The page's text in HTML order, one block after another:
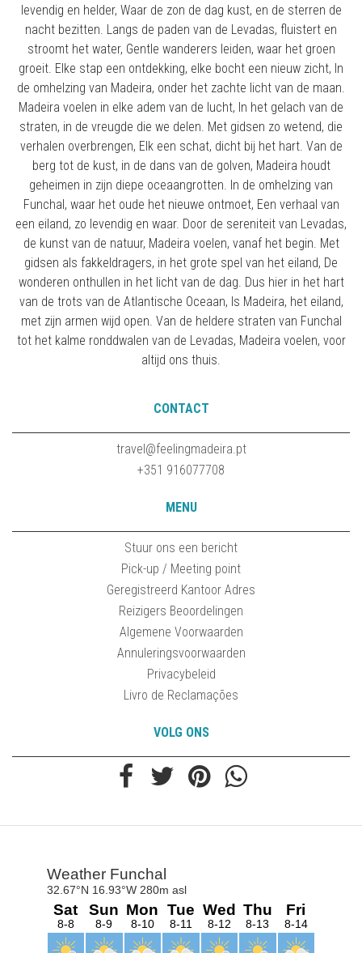
levendig en helder, Waar de zon de dag kust, en de sterren de
nacht bezitten. Langs de paden van de Levadas, fluistert en
stroomt het water, Gentle wanderers leiden, waar het groen
groeit. Elke stap een ontdekking, elke bocht een nieuw zicht, In
de omhelzing van Madeira, onder het zachte licht van de maan.
Madeira voelen in elke adem van de lucht, In het gelach van de
straten, in de vreugde die we delen. Met gidsen zo wetend, die
verhalen overbrengen, Elk een schat, dicht bij het hart. Van de
berg tot de kust, in de dans van de golven, Madeira houdt
geheimen in zijn diepe oceaangrotten. In de omhelzing van
Funchal, waar het oude het nieuwe ontmoet, Een verhaal van
een eiland, zo levendig en waar. Door de sereniteit van Levadas,
de kunst van de natuur, Madeira voelen, vanaf het begin. Met
gidsen als fakkeldragers, in het grote spel van het eiland, De
wonderen onthullen in het licht van de dag. Dus hier in het hart
van de trots van de Atlantische Oceaan, Is Madeira, het eiland,
met zijn armen wijd open. Van de heldere straten van Funchal
tot het kalme ronddwalen van de Levadas, Madeira voelen, voor
altijd ons thuis.
CONTACT
travel@feelingmadeira.pt
+351 916077708
MENU
Stuur ons een bericht
Pick-up / Meeting point
Geregistreerd Kantoor Adres
Reizigers Beoordelingen
Algemene Voorwaarden
Annuleringsvoorwaarden
Privacybeleid
Livro de Reclamações
VOLG ONS